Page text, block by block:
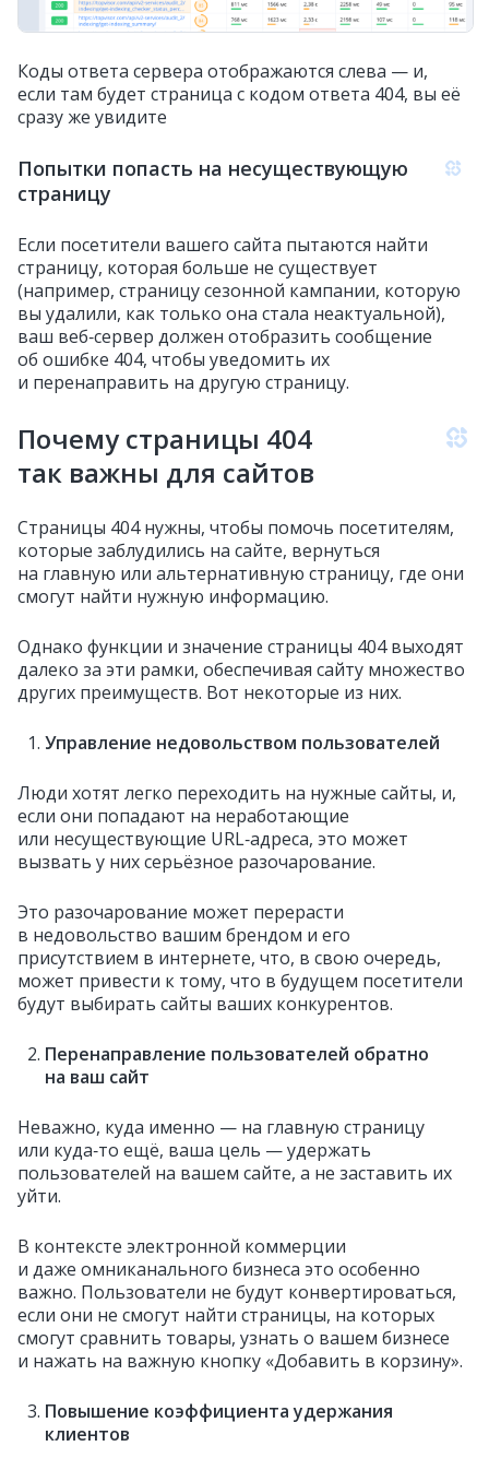
Коды ответа сервера отображаются слева — и,
если там будет страница с кодом ответа 404, вы её
сразу же увидите
Попытки попасть на несуществующую
страницу
Если посетители вашего сайта пытаются найти
страницу, которая больше не существует
(например, страницу сезонной кампании, которую
вы удалили, как только она стала неактуальной),
ваш веб‑сервер должен отобразить сообщение
об ошибке 404, чтобы уведомить их
и перенаправить на другую страницу.
Почему страницы 404
так важны для сайтов
Страницы 404 нужны, чтобы помочь посетителям,
которые заблудились на сайте, вернуться
на главную или альтернативную страницу, где они
смогут найти нужную информацию.
Однако функции и значение страницы 404 выходят
далеко за эти рамки, обеспечивая сайту множество
других преимуществ. Вот некоторые из них.
Управление недовольством пользователей
Люди хотят легко переходить на нужные сайты, и,
если они попадают на неработающие
или несуществующие URL‑адреса, это может
вызвать у них серьёзное разочарование.
Это разочарование может перерасти
в недовольство вашим брендом и его
присутствием в интернете, что, в свою очередь,
может привести к тому, что в будущем посетители
будут выбирать сайты ваших конкурентов.
Перенаправление пользователей обратно
на ваш сайт
Неважно, куда именно — на главную страницу
или куда‑то ещё, ваша цель — удержать
пользователей на вашем сайте, а не заставить их
уйти.
В контексте электронной коммерции
и даже омниканального бизнеса это особенно
важно. Пользователи не будут конвертироваться,
если они не смогут найти страницы, на которых
смогут сравнить товары, узнать о вашем бизнесе
и нажать на важную кнопку «Добавить в корзину».
Повышение коэффициента удержания
клиентов